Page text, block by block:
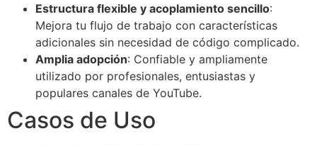
Estructura flexible y acoplamiento sencillo:
Mejora tu flujo de trabajo con características
adicionales sin necesidad de código complicado.
Amplia adopción: Confiable y ampliamente
utilizado por profesionales, entusiastas y
populares canales de YouTube.
Casos de Uso